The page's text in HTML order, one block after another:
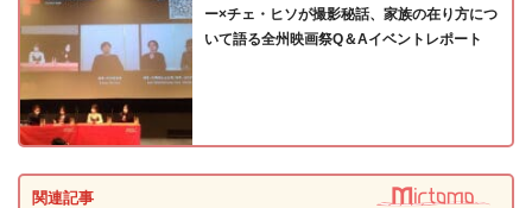
ー×チェ・ヒソが撮影秘話、家族の在り方につ
いて語る全州映画祭Q＆Aイベントレポート
関連記事